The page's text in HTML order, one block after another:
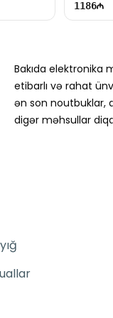
1186
Bakıda elektronika
etibarlı və rahat
ən son noutbuklar,
digər məhsullar